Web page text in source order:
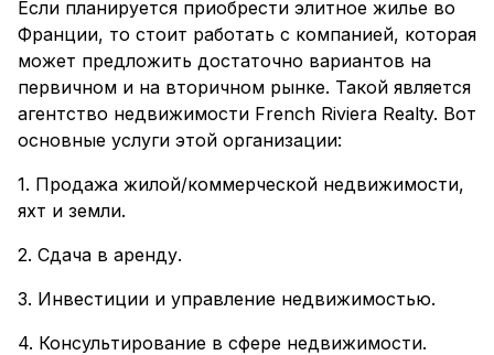
Если планируется приобрести элитное жилье во
Франции, то стоит работать с компанией, которая
может предложить достаточно вариантов на
первичном и на вторичном рынке. Такой является
агентство недвижимости French Riviera Realty. Вот
основные услуги этой организации:
1. Продажа жилой/коммерческой недвижимости,
яхт и земли.
2. Сдача в аренду.
3. Инвестиции и управление недвижимостью.
4. Консультирование в сфере недвижимости.